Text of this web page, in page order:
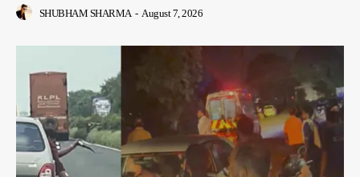
SHUBHAM SHARMA - August 7, 2026